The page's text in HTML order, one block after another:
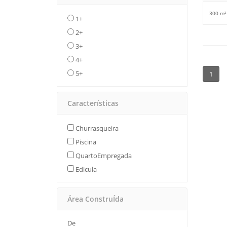
1+
2+
3+
4+
5+
Características
Churrasqueira
Piscina
QuartoEmpregada
Edicula
Área ConstruÍda
De
300 m²
1